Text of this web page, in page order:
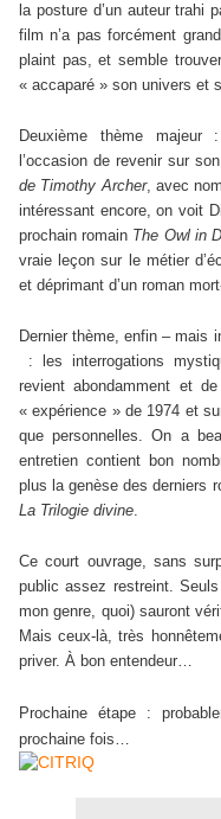
la posture d’un auteur trahi
film n’a pas forcément
plaint pas, et semble
« accaparé » son univers et
Deuxième thème majeur
l’occasion de revenir sur
de Timothy Archer, avec
intéressant encore, on voit
prochain romain The Owl in
vraie leçon sur le métier
et déprimant d’un roman
Dernier thème, enfin – mais
: les interrogations
revient abondamment et
« expérience » de 1974 et
que personnelles. On a
entretien contient bon
plus la genèse des derniers
La Trilogie divine.
Ce court ouvrage, sans
public assez restreint.
mon genre, quoi) sauront
Mais ceux-là, très
priver. À bon entendeur…
Prochaine étape :
prochaine fois…